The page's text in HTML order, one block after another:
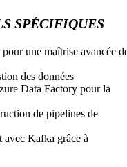
SPÉCIFIQUES
une maîtrise avancée
des données
Data Factory pour la
de pipelines de
avec Kafka grâce à